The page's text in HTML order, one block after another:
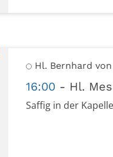
Hl. Bernhard
16:00 Hl.
Saffig in der